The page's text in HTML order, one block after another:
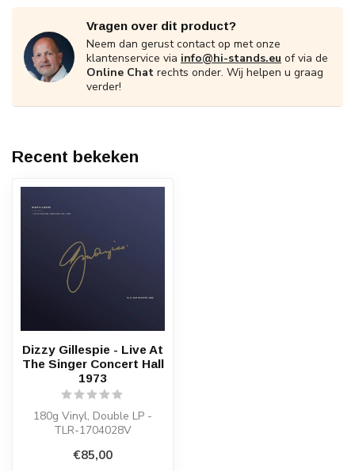
Vragen over dit product?
Neem dan gerust contact op met onze
klantenservice via info@hi-stands.eu of via de
Online Chat rechts onder. Wij helpen u graag
verder!
Recent bekeken
Dizzy Gillespie - Live At
The Singer Concert Hall
1973
180g Vinyl, Double LP -
TLR-1704028V
€85,00